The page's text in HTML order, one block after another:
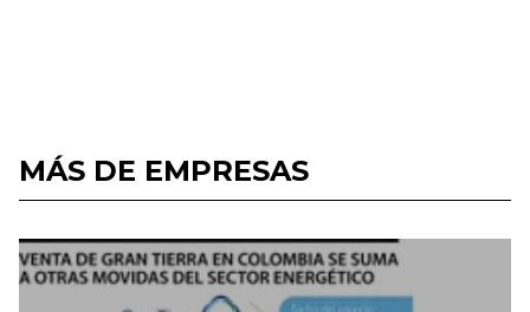
MÁS DE EMPRESAS